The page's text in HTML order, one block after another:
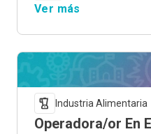
Ver más
Industria Alimentaria
Operadora/or En